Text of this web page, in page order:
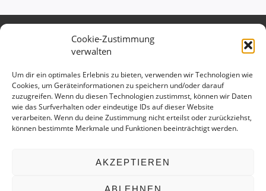
Cookie-Zustimmung
verwalten
Um dir ein optimales Erlebnis zu bieten, verwenden wir Technologien wie
Cookies, um Geräteinformationen zu speichern und/oder darauf
zuzugreifen. Wenn du diesen Technologien zustimmst, können wir Daten
wie das Surfverhalten oder eindeutige IDs auf dieser Website
verarbeiten. Wenn du deine Zustimmung nicht erteilst oder zurückziehst,
können bestimmte Merkmale und Funktionen beeinträchtigt werden.
AKZEPTIEREN
ABLEHNEN
Verband des Württembergischen
Verkehrsgewerbes e.V.
Telefon: 0711 699 897 15
E-Mail:info@vv-wuerttemberg.de
Geschäftsstelle